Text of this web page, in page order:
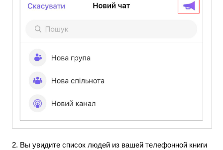
2. Вы увидите список людей из вашей телефонной книги